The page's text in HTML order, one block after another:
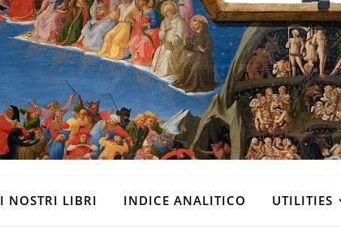
I NOSTRI LIBRI INDICE ANALITICO UTILITIES